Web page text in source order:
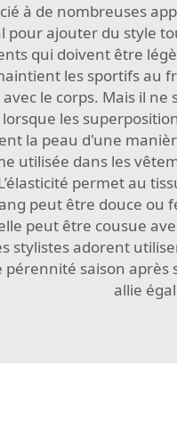
à de nombreuses
pour ajouter du style
qui doivent être
les sportifs au
avec le corps. Mais il
les
la peau d'une
utilisée dans les
permet au
peut être douce
peut être cousue
stylistes adorent
saison
allie